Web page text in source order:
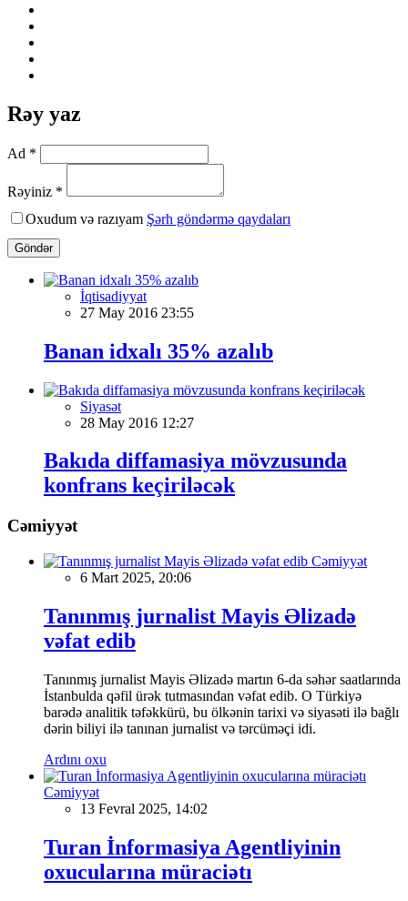
Rəy yaz
Ad *
Rəyiniz *
Oxudum və razıyam Şərh göndərmə qaydaları
Göndər
İqtisadiyyat
27 May 2016 23:55
Banan idxalı 35% azalıb
Siyasət
28 May 2016 12:27
Bakıda diffamasiya mövzusunda
konfrans keçiriləcək
Cəmiyyət
Cəmiyyət
6 Mart 2025, 20:06
Tanınmış jurnalist Mayis Əlizadə
vəfat edib
Tanınmış jurnalist Mayis Əlizadə martın 6-da səhər saatlarında
İstanbulda qəfil ürək tutmasından vəfat edib. O Türkiyə
barədə analitik təfəkkürü, bu ölkənin tarixi və siyasəti ilə bağlı
dərin biliyi ilə tanınan jurnalist və tərcüməçi idi.
Ardını oxu
Cəmiyyət
13 Fevral 2025, 14:02
Turan İnformasiya Agentliyinin
oxucularına müraciətı